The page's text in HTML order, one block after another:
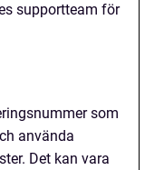
supportteam för
som
använda
Det kan vara